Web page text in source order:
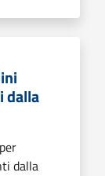
dalla
dalla